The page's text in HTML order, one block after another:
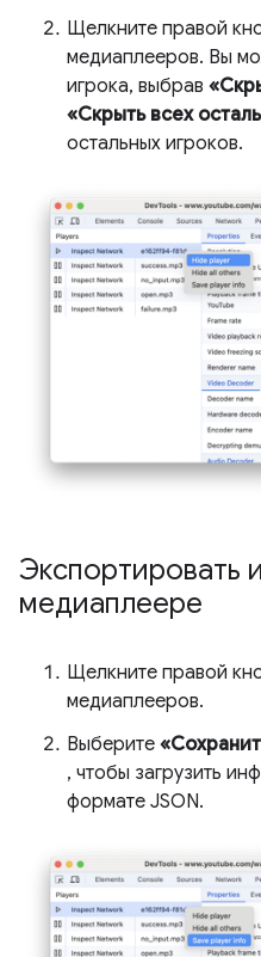
Щелкните правой
медиаплееров. Вы
игрока, выбрав
«Скрыть всех
остальных игроков.
медиаплеере
Щелкните правой
медиаплееров.
Выберите
, чтобы загрузить
формате JSON.